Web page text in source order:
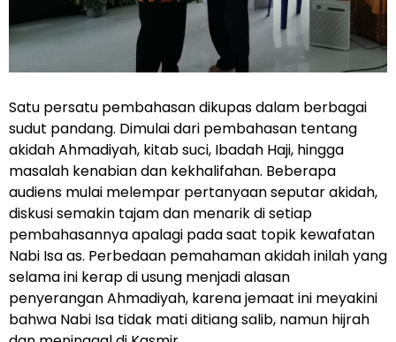
Satu persatu pembahasan dikupas dalam berbagai
sudut pandang. Dimulai dari pembahasan tentang
akidah Ahmadiyah, kitab suci, Ibadah Haji, hingga
masalah kenabian dan kekhalifahan. Beberapa
audiens mulai melempar pertanyaan seputar akidah,
diskusi semakin tajam dan menarik di setiap
pembahasannya apalagi pada saat topik kewafatan
Nabi Isa as. Perbedaan pemahaman akidah inilah yang
selama ini kerap di usung menjadi alasan
penyerangan Ahmadiyah, karena jemaat ini meyakini
bahwa Nabi Isa tidak mati ditiang salib, namun hijrah